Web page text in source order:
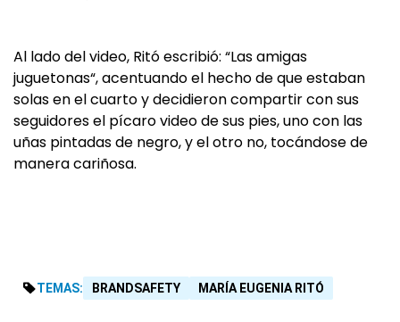
Al lado del video, Ritó escribió: “Las amigas
juguetonas“, acentuando el hecho de que estaban
solas en el cuarto y decidieron compartir con sus
seguidores el pícaro video de sus pies, uno con las
uñas pintadas de negro, y el otro no, tocándose de
manera cariñosa.
TEMAS: BRANDSAFETY MARÍA EUGENIA RITÓ